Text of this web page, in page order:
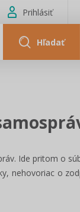
Prihlásiť
Hľadať
Ide pritom o
nehovoriac o